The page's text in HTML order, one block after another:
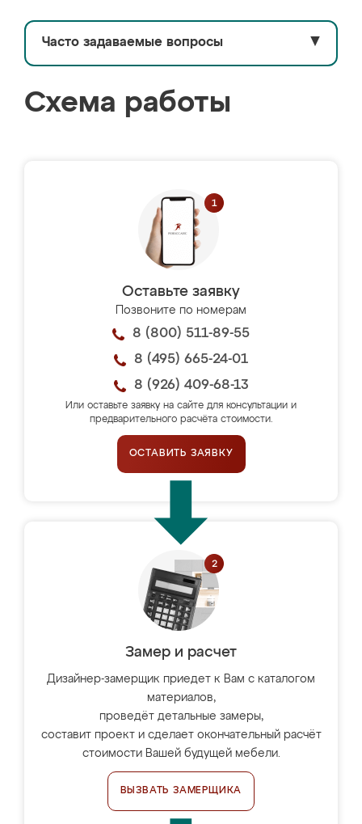
Часто задаваемые вопросы ▼
Схема работы
Оставьте заявку
Позвоните по номерам
8 (800) 511-89-55
8 (495) 665-24-01
8 (926) 409-68-13
Или оставьте заявку на сайте для консультации и
предварительного расчёта стоимости.
ОСТАВИТЬ ЗАЯВКУ
Замер и расчет
Дизайнер-замерщик приедет к Вам с каталогом
материалов,
проведёт детальные замеры,
составит проект и сделает окончательный расчёт
стоимости Вашей будущей мебели.
ВЫЗВАТЬ ЗАМЕРЩИКА